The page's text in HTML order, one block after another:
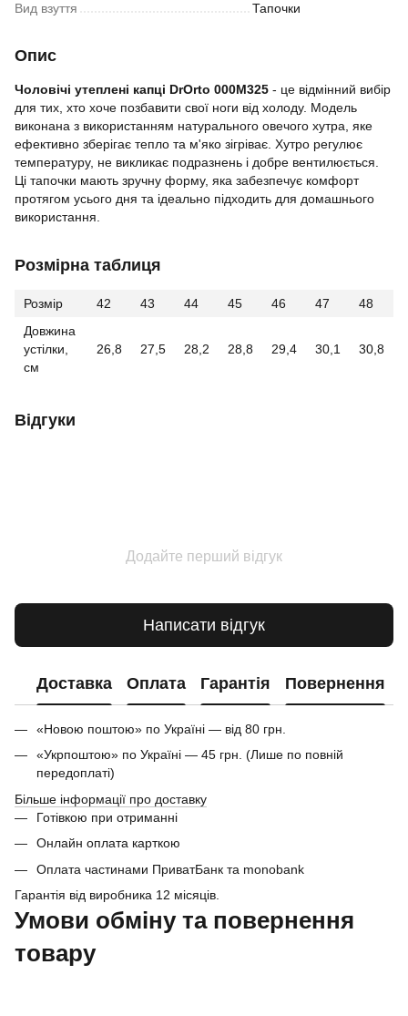
Вид взуття Тапочки
Опис
Чоловічі утеплені капці DrOrto 000M325 - це відмінний вибір
для тих, хто хоче позбавити свої ноги від холоду. Модель
виконана з використанням натурального овечого хутра, яке
ефективно зберігає тепло та м'яко зігріває. Хутро регулює
температуру, не викликає подразнень і добре вентилюється.
Ці тапочки мають зручну форму, яка забезпечує комфорт
протягом усього дня та ідеально підходить для домашнього
використання.
Розмірна таблиця
Розмір 42 43 44 45 46 47
48
Довжина
устілки,
см
26,8 27,5 28,2 28,8 29,4 30,1 30,8
Відгуки
Додайте перший відгук
Написати відгук
Доставка Оплата Гарантія Повернення
«Новою поштою» по Україні — від 80 грн.
«Укрпоштою» по Україні — 45 грн. (Лише по повній
передоплаті)
Більше інформації про доставку
Готівкою при отриманні
Онлайн оплата карткою
Оплата частинами ПриватБанк та monobank
Гарантія від виробника 12 місяців.
Умови обміну та повернення
товару